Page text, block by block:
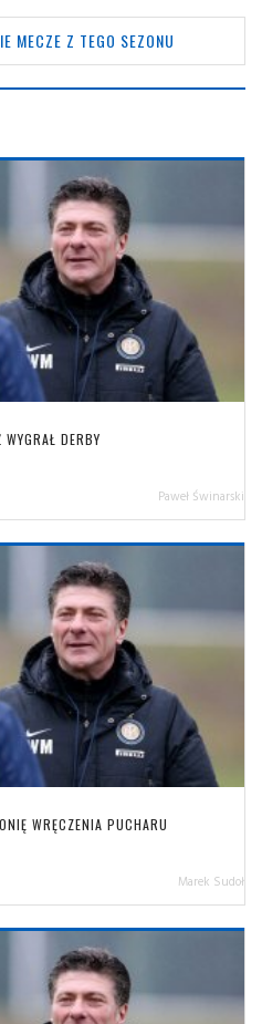
MECZE Z TEGO SEZONU
DERBY
Paweł Świnarski
WRĘCZENIA PUCHARU
Marek Sudoł